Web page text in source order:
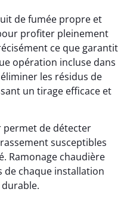
de fumée propre et
profiter pleinement
ce que garantit
opération incluse dans
les résidus de
un tirage efficace et
permet de détecter
susceptibles
Ramonage chaudière
de chaque installation